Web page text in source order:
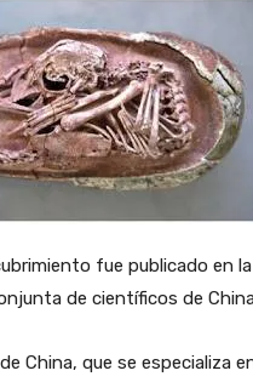
fue publicado en
de científicos de
China, que se especializa